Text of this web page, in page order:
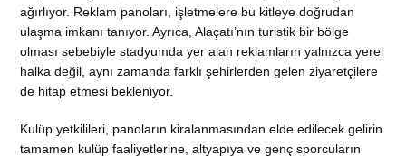
ağırlıyor. Reklam panoları, işletmelere bu kitleye doğrudan
ulaşma imkanı tanıyor. Ayrıca, Alaçatı’nın turistik bir bölge
olması sebebiyle stadyumda yer alan reklamların yalnızca yerel
halka değil, aynı zamanda farklı şehirlerden gelen ziyaretçilere
de hitap etmesi bekleniyor.
Kulüp yetkilileri, panoların kiralanmasından elde edilecek gelirin
tamamen kulüp faaliyetlerine, altyapıya ve genç sporcuların